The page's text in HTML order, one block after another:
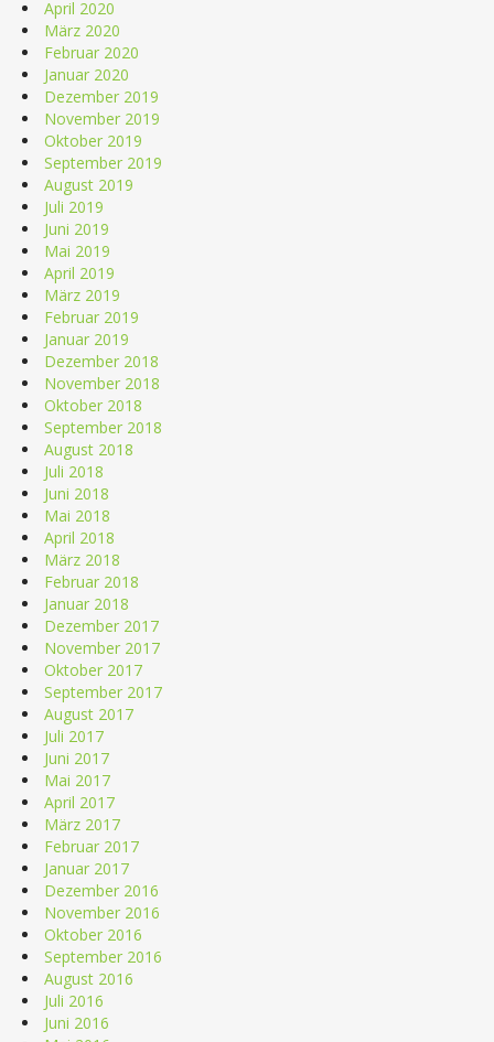
April 2020
März 2020
Februar 2020
Januar 2020
Dezember 2019
November 2019
Oktober 2019
September 2019
August 2019
Juli 2019
Juni 2019
Mai 2019
April 2019
März 2019
Februar 2019
Januar 2019
Dezember 2018
November 2018
Oktober 2018
September 2018
August 2018
Juli 2018
Juni 2018
Mai 2018
April 2018
März 2018
Februar 2018
Januar 2018
Dezember 2017
November 2017
Oktober 2017
September 2017
August 2017
Juli 2017
Juni 2017
Mai 2017
April 2017
März 2017
Februar 2017
Januar 2017
Dezember 2016
November 2016
Oktober 2016
September 2016
August 2016
Juli 2016
Juni 2016